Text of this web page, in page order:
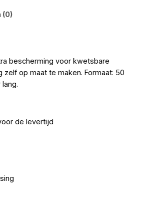
(0)
bescherming voor kwetsbare
zelf op maat te maken. Formaat: 50
de levertijd